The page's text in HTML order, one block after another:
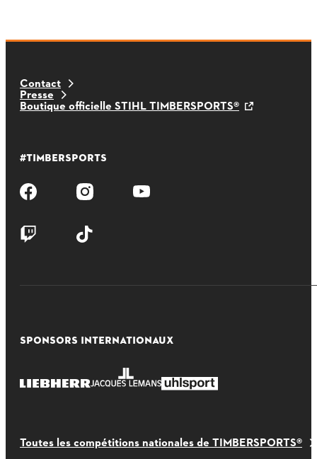
Contact
Presse
Boutique officielle STIHL TIMBERSPORTS®
#TIMBERSPORTS
SPONSORS INTERNATIONAUX
Toutes les compétitions nationales de TIMBERSPORTS®